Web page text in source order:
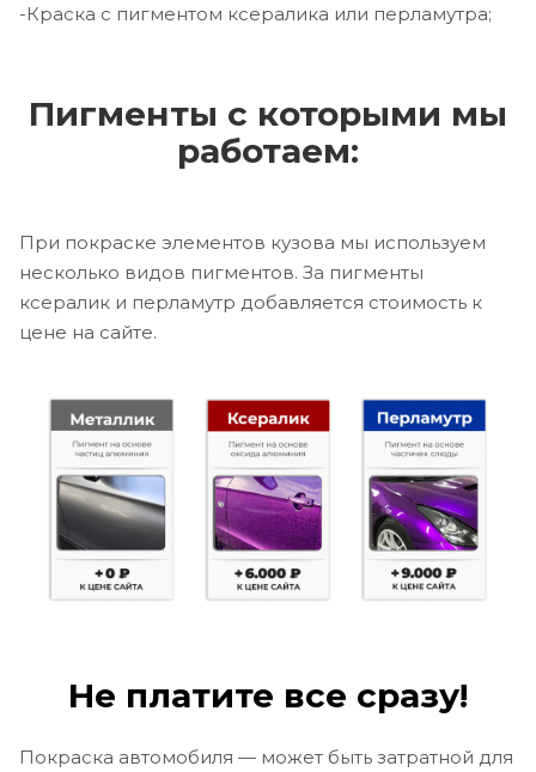
-Краска с пигментом ксералика или перламутра;
Пигменты с которыми мы
работаем:
При покраске элементов кузова мы используем
несколько видов пигментов. За пигменты
ксералик и перламутр добавляется стоимость к
цене на сайте.
Не платите все сразу!
Покраска автомобиля — может быть затратной для